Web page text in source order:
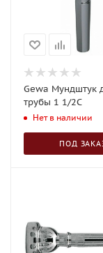
Gewa Мундштук
трубы 1 1/2C
Нет в наличии
ПОД